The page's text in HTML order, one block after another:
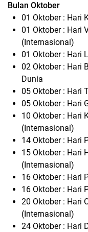
Bulan Oktober
01 Oktober : Hari
01 Oktober : Hari
(Internasional)
01 Oktober : Hari
02 Oktober : Hari
Dunia
05 Oktober : Hari
05 Oktober : Hari
10 Oktober : Hari
(Internasional)
14 Oktober : Hari
15 Oktober : Hari
(Internasional)
16 Oktober : Hari
16 Oktober : Hari
20 Oktober : Hari
(Internasional)
24 Oktober : Hari